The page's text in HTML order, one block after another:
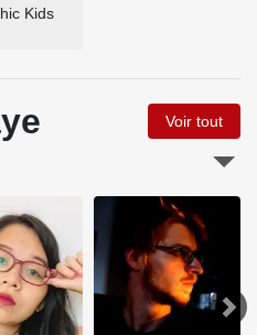
Kids
Voir tout